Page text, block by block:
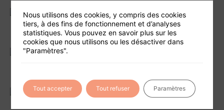
Crédit: @marine_bobos_voient_double
Nous utilisons des cookies, y compris des cookies
tiers, à des fins de fonctionnement et d’analyses
statistiques. Vous pouvez en savoir plus sur les
cookies que nous utilisons ou les désactiver dans
"Paramètres".
Tout accepter Tout refuser Paramètres